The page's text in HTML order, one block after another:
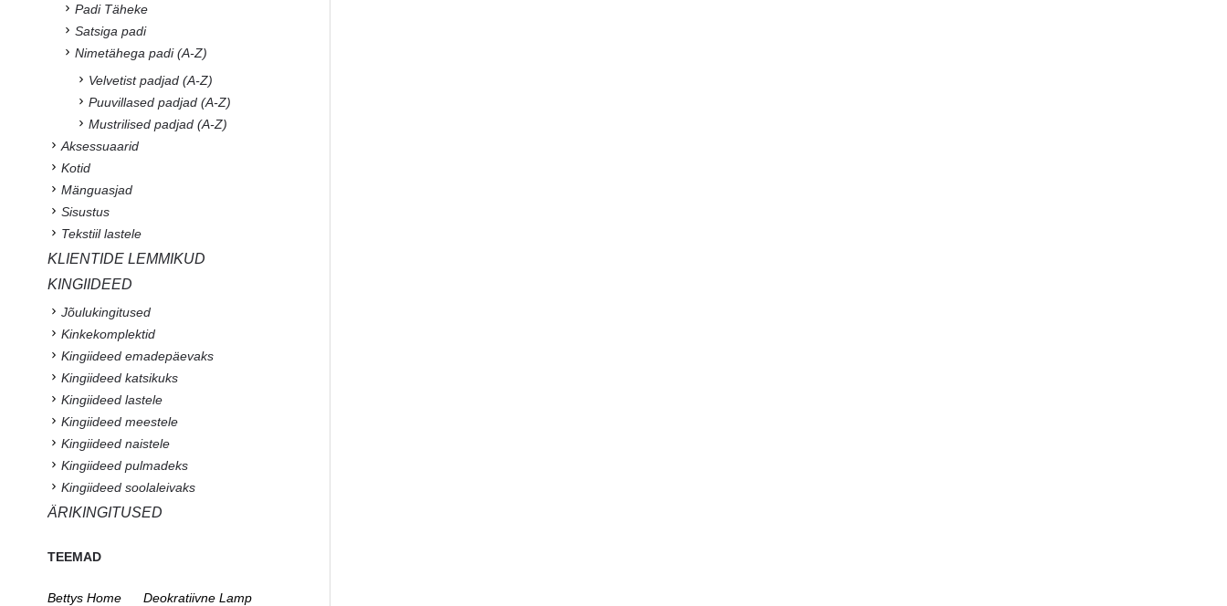
Padi Täheke
Satsiga padi
Nimetähega padi (A-Z)
Velvetist padjad (A-Z)
Puuvillased padjad (A-Z)
Mustrilised padjad (A-Z)
Aksessuaarid
Kotid
Mänguasjad
Sisustus
Tekstiil lastele
KLIENTIDE LEMMIKUD
KINGIIDEED
Jõulukingitused
Kinkekomplektid
Kingiideed emadepäevaks
Kingiideed katsikuks
Kingiideed lastele
Kingiideed meestele
Kingiideed naistele
Kingiideed pulmadeks
Kingiideed soolaleivaks
ÄRIKINGITUSED
TEEMAD
Bettys Home
Deokratiivne Lamp